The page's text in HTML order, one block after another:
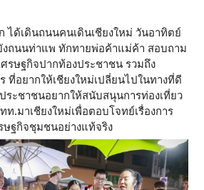
ได้เดินถนนคนเดินเชียงใหม่ วันอาทิตย์
งถนนท่าแพ ทักทายพ่อค้าแม่ค้า สอบถาม
รษฐกิจปากท้องประชาชน รวมถึง
ที่อยากให้เชียงใหม่เปลี่ยนไปในทางที่ดี
ระชาชนอยากให้สนับสนุนการท่องเที่ยว
ท.มาเชียงใหม่เพื่อตอบโจทย์เรื่องการ
ษฐกิจชุมชนอย่างแท้จริง